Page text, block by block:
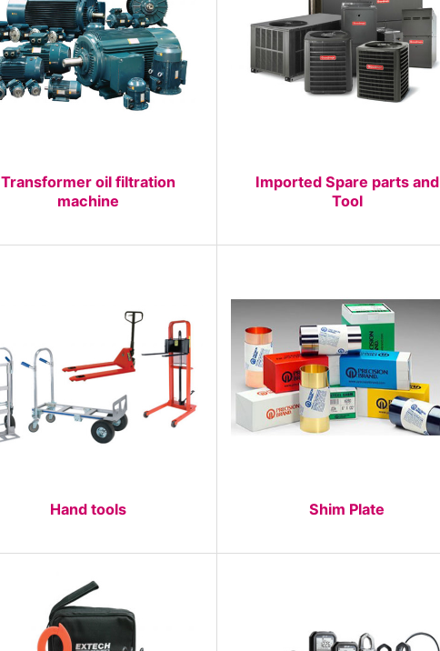
Transformer oil filtration
machine
Imported Spare parts and
Tool
Hand tools Shim Plate